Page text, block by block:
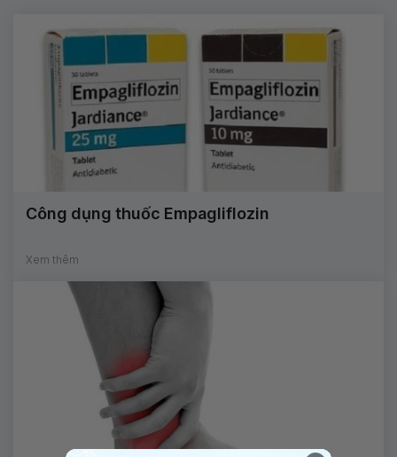
Công dụng thuốc Empagliflozin
Xem thêm